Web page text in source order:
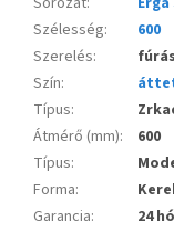
Szélesség:
600
Szerelés:
Szín:
Típus:
Átmérő (mm):
600
Típus:
Forma:
Garancia:
24